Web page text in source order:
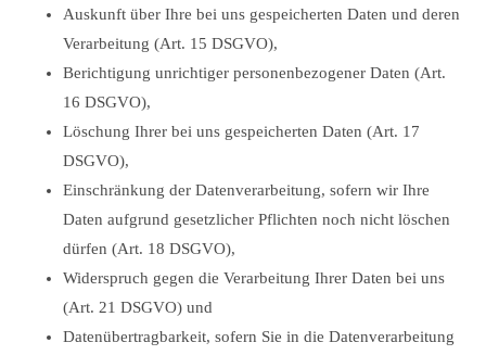
Auskunft über Ihre bei uns gespeicherten Daten und deren
Verarbeitung (Art. 15 DSGVO),
Berichtigung unrichtiger personenbezogener Daten (Art.
16 DSGVO),
Löschung Ihrer bei uns gespeicherten Daten (Art. 17
DSGVO),
Einschränkung der Datenverarbeitung, sofern wir Ihre
Daten aufgrund gesetzlicher Pflichten noch nicht löschen
dürfen (Art. 18 DSGVO),
Widerspruch gegen die Verarbeitung Ihrer Daten bei uns
(Art. 21 DSGVO) und
Datenübertragbarkeit, sofern Sie in die Datenverarbeitung